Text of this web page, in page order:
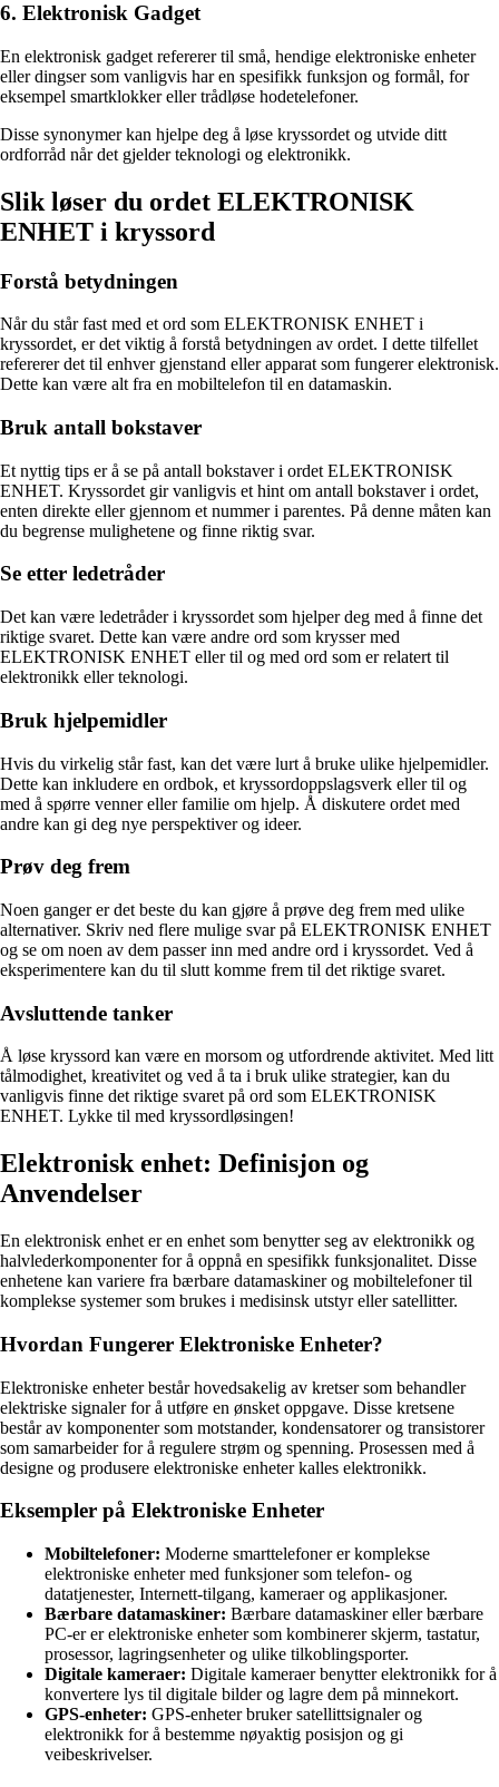
6. Elektronisk Gadget
En elektronisk gadget refererer til små, hendige elektroniske enheter
eller dingser som vanligvis har en spesifikk funksjon og formål, for
eksempel smartklokker eller trådløse hodetelefoner.
Disse synonymer kan hjelpe deg å løse kryssordet og utvide ditt
ordforråd når det gjelder teknologi og elektronikk.
Slik løser du ordet ELEKTRONISK
ENHET i kryssord
Forstå betydningen
Når du står fast med et ord som ELEKTRONISK ENHET i
kryssordet, er det viktig å forstå betydningen av ordet. I dette tilfellet
refererer det til enhver gjenstand eller apparat som fungerer elektronisk.
Dette kan være alt fra en mobiltelefon til en datamaskin.
Bruk antall bokstaver
Et nyttig tips er å se på antall bokstaver i ordet ELEKTRONISK
ENHET. Kryssordet gir vanligvis et hint om antall bokstaver i ordet,
enten direkte eller gjennom et nummer i parentes. På denne måten kan
du begrense mulighetene og finne riktig svar.
Se etter ledetråder
Det kan være ledetråder i kryssordet som hjelper deg med å finne det
riktige svaret. Dette kan være andre ord som krysser med
ELEKTRONISK ENHET eller til og med ord som er relatert til
elektronikk eller teknologi.
Bruk hjelpemidler
Hvis du virkelig står fast, kan det være lurt å bruke ulike hjelpemidler.
Dette kan inkludere en ordbok, et kryssordoppslagsverk eller til og
med å spørre venner eller familie om hjelp. Å diskutere ordet med
andre kan gi deg nye perspektiver og ideer.
Prøv deg frem
Noen ganger er det beste du kan gjøre å prøve deg frem med ulike
alternativer. Skriv ned flere mulige svar på ELEKTRONISK ENHET
og se om noen av dem passer inn med andre ord i kryssordet. Ved å
eksperimentere kan du til slutt komme frem til det riktige svaret.
Avsluttende tanker
Å løse kryssord kan være en morsom og utfordrende aktivitet. Med litt
tålmodighet, kreativitet og ved å ta i bruk ulike strategier, kan du
vanligvis finne det riktige svaret på ord som ELEKTRONISK
ENHET. Lykke til med kryssordløsingen!
Elektronisk enhet: Definisjon og
Anvendelser
En elektronisk enhet er en enhet som benytter seg av elektronikk og
halvlederkomponenter for å oppnå en spesifikk funksjonalitet. Disse
enhetene kan variere fra bærbare datamaskiner og mobiltelefoner til
komplekse systemer som brukes i medisinsk utstyr eller satellitter.
Hvordan Fungerer Elektroniske Enheter?
Elektroniske enheter består hovedsakelig av kretser som behandler
elektriske signaler for å utføre en ønsket oppgave. Disse kretsene
består av komponenter som motstander, kondensatorer og transistorer
som samarbeider for å regulere strøm og spenning. Prosessen med å
designe og produsere elektroniske enheter kalles elektronikk.
Eksempler på Elektroniske Enheter
Mobiltelefoner: Moderne smarttelefoner er komplekse
elektroniske enheter med funksjoner som telefon- og
datatjenester, Internett-tilgang, kameraer og applikasjoner.
Bærbare datamaskiner: Bærbare datamaskiner eller bærbare
PC-er er elektroniske enheter som kombinerer skjerm, tastatur,
prosessor, lagringsenheter og ulike tilkoblingsporter.
Digitale kameraer: Digitale kameraer benytter elektronikk for å
konvertere lys til digitale bilder og lagre dem på minnekort.
GPS-enheter: GPS-enheter bruker satellittsignaler og
elektronikk for å bestemme nøyaktig posisjon og gi
veibeskrivelser.